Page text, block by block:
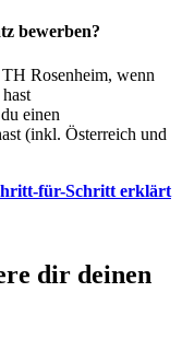
bewerben?
Rosenheim, wenn
hast
einen
(inkl. Österreich und
für-Schritt erklärt
dir deinen